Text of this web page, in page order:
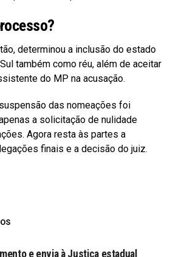
determinou a inclusão do estado
também como réu, além de aceitar
do MP na acusação.
das nomeações foi
a solicitação de nulidade
Agora resta às partes a
finais e a decisão do juiz.
e envia à Justiça estadual